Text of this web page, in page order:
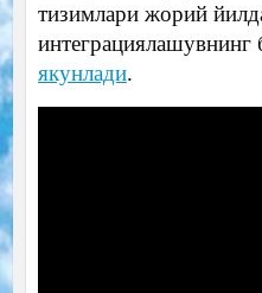
тизимлари жорий
якунлади.